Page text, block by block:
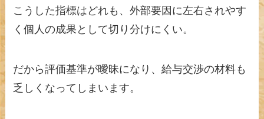
こうした指標はどれも、外部要因に左右されやす
く個人の成果として切り分けにくい。
だから評価基準が曖昧になり、給与交渉の材料も
乏しくなってしまいます。